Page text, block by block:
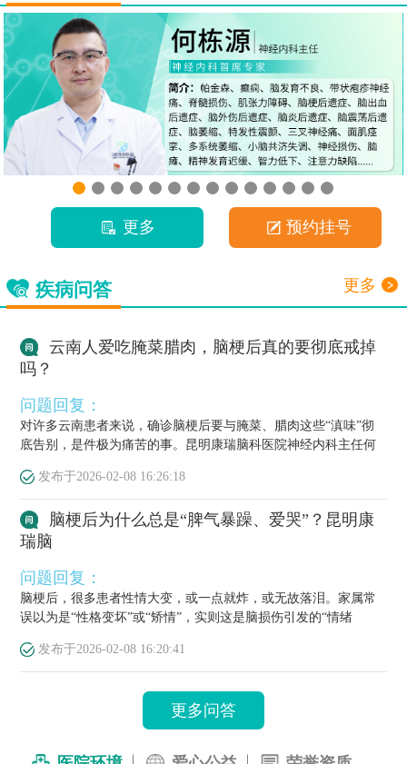
更多 预约挂号
疾病问答 更多
云南人爱吃腌菜腊肉，脑梗后真的要彻底戒掉
吗？
问题回复：
对许多云南患者来说，确诊脑梗后要与腌菜、腊肉这些“滇味”彻
底告别，是件极为痛苦的事。昆明康瑞脑科医院神经内科主任何
发布于2026-02-08 16:26:18
脑梗后为什么总是“脾气暴躁、爱哭”？昆明康
瑞脑
问题回复：
脑梗后，很多患者性情大变，或一点就炸，或无故落泪。家属常
误以为是“性格变坏”或“矫情”，实则这是脑损伤引发的“情绪
发布于2026-02-08 16:20:41
更多问答